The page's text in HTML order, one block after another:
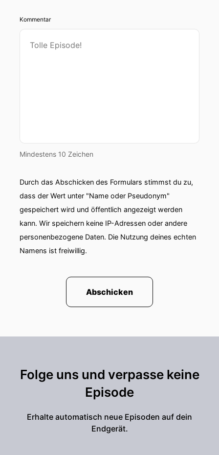
Kommentar
Mindestens 10 Zeichen
Durch das Abschicken des Formulars stimmst du zu,
dass der Wert unter "Name oder Pseudonym"
gespeichert wird und öffentlich angezeigt werden
kann. Wir speichern keine IP-Adressen oder andere
personenbezogene Daten. Die Nutzung deines echten
Namens ist freiwillig.
Abschicken
Folge uns und verpasse keine
Episode
Erhalte automatisch neue Episoden auf dein
Endgerät.